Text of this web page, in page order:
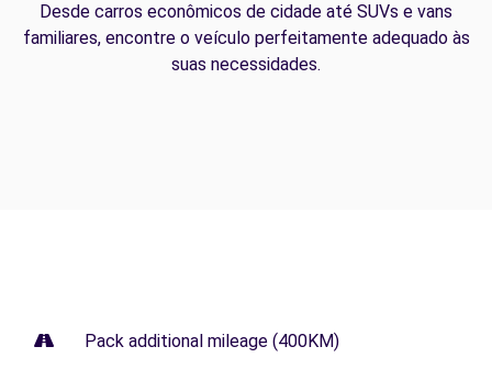
Desde carros econômicos de cidade até SUVs e vans
familiares, encontre o veículo perfeitamente adequado às
suas necessidades.
Pack additional mileage (400KM)